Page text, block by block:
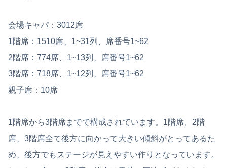
会場キャパ：3012席
1階席：1510席、1~31列、席番号1~62
2階席：774席、1~13列、席番号1~62
3階席：718席、1~12列、席番号1~62
親子席：10席
1階席から3階席までで構成されています。1階席、2階
席、3階席全て後方に向かって大きい傾斜がとってあるた
め、後方でもステージが見えやすい作りとなっています。